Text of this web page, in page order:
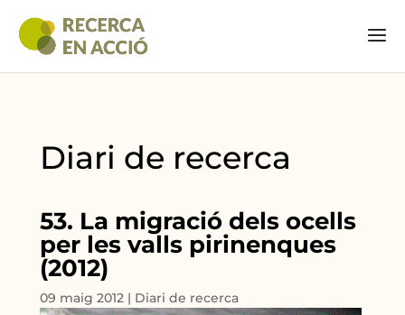
Diari de recerca
53. La migració dels ocells
per les valls pirinenques
(2012)
09 maig 2012 | Diari de recerca